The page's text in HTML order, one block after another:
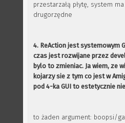
przestarzałą płytę, system
drugorzędne
4. ReAction jest systemowym
czas jest rozwijane przez
bylo to zmieniac. Ja wiem, ze
kojarzy sie z tym co jest w
pod 4-ka GUI to estetycznie
to żaden argument: boopsi/